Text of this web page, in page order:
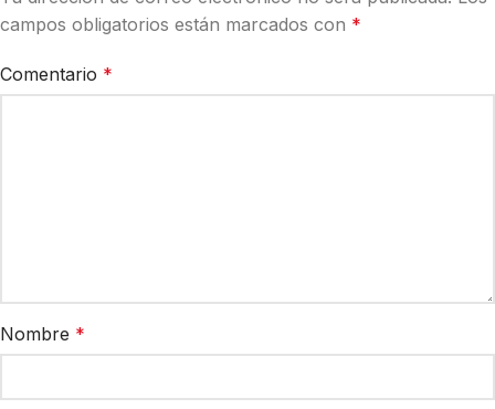
campos obligatorios están marcados con *
Comentario *
Nombre *